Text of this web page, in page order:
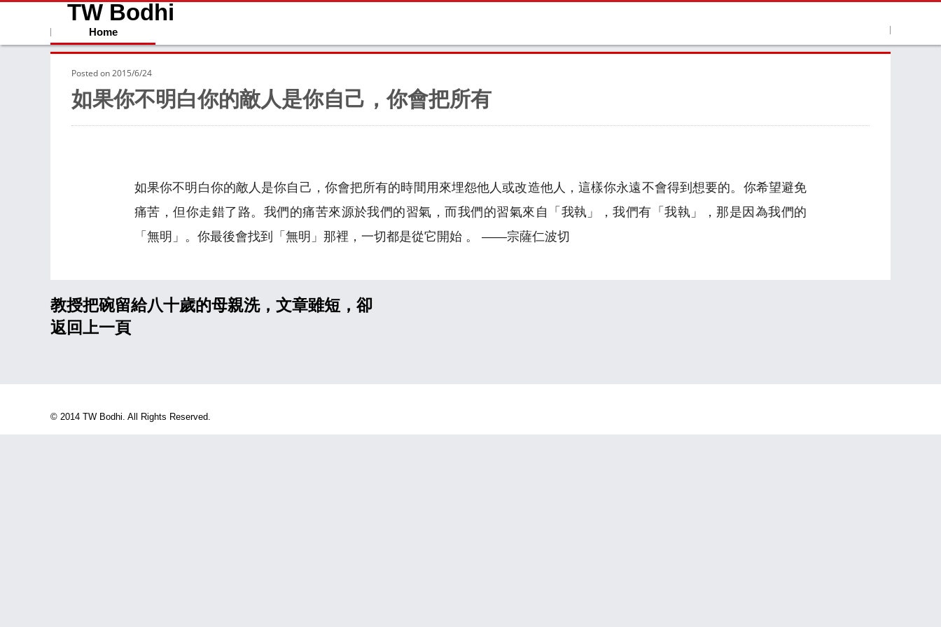
TW Bodhi
Home
Posted on2015/6/24
如果你不明白你的敵人是你自己，你會把所有
如果你不明白你的敵人是你自己，你會把所有的時間用來埋怨他人或改造他人，這樣你永遠不會得到想要的。你希望避免
痛苦，但你走錯了路。我們的痛苦來源於我們的習氣，而我們的習氣來自「我執」，我們有「我執」，那是因為我們的
「無明」。你最後會找到「無明」那裡，一切都是從它開始 。 ——宗薩仁波切
教授把碗留給八十歲的母親洗，文章雖短，卻
返回上一頁
© 2014 TW Bodhi. All Rights Reserved.